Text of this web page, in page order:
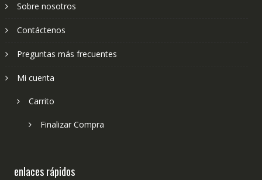
Sobre nosotros
Contáctenos
Preguntas más frecuentes
Mi cuenta
Carrito
Finalizar Compra
enlaces rápidos